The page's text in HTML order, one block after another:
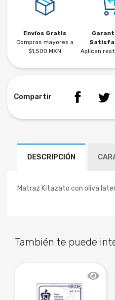
Envíos Gratis
Compras mayores a
$1,500 MXN
Aplican
Compartir
DESCRIPCIÓN
Matraz Kitazato con oliva
También te puede